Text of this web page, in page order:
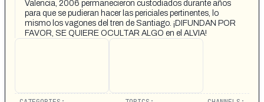
Valencia, 2006 permanecieron custodiados durante años
para que se pudieran hacer las periciales pertinentes, lo
mismo los vagones del tren de Santiago. ¡DIFUNDAN POR
FAVOR, SE QUIERE OCULTAR ALGO en el ALVIA!